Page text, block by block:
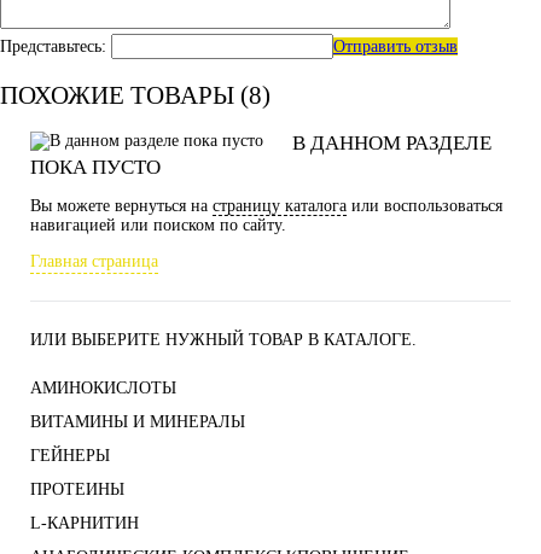
Представьтесь: Отправить отзыв
ПОХОЖИЕ ТОВАРЫ (8)
В ДАННОМ РАЗДЕЛЕ
ПОКА ПУСТО
Вы можете вернуться на страницу каталога или воспользоваться
навигацией или поиском по сайту.
Главная страница
ИЛИ ВЫБЕРИТЕ НУЖНЫЙ ТОВАР В КАТАЛОГЕ.
АМИНОКИСЛОТЫ
ВИТАМИНЫ И МИНЕРАЛЫ
ГЕЙНЕРЫ
ПРОТЕИНЫ
L-КАРНИТИН